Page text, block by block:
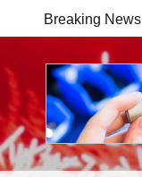
Breaking News
Ce filme noi vedem